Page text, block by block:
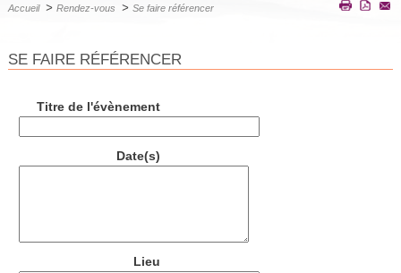
Accueil > Rendez-vous > Se faire référencer
SE FAIRE RÉFÉRENCER
Titre de l'évènement
Date(s)
Lieu